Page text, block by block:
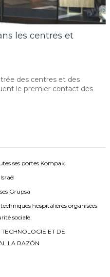
les centres et
des centres et des
le premier contact des
ses portes Kompak
Grupsa
hospitalières organisées
sociale.
ET DE
LA RAZÓN